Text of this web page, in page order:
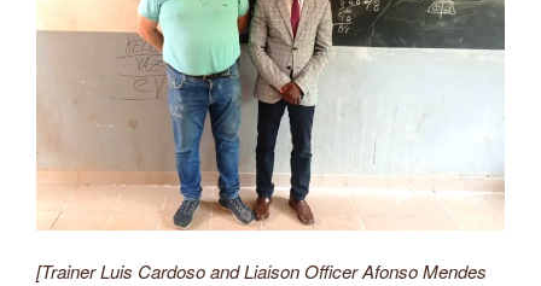
[Trainer Luis Cardoso and Liaison Officer Afonso Mendes